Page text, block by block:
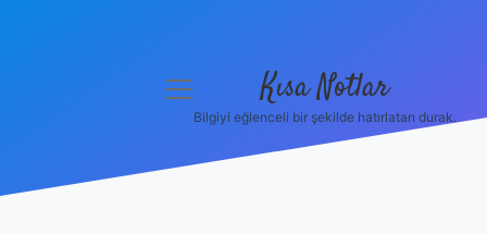
menüyü
Kısa Notlar
Bilgiyi eğlenceli bir şekilde hatırlatan durak.